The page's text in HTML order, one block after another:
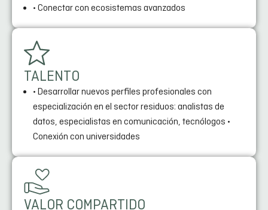
• Conectar con ecosistemas avanzados
TALENTO
• Desarrollar nuevos perfiles profesionales con
especialización en el sector residuos: analistas de
datos, especialistas en comunicación, tecnólogos •
Conexión con universidades
VALOR COMPARTIDO